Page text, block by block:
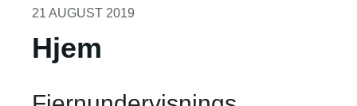
21 AUGUST 2019
Hjem